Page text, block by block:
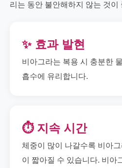
리는 동안 불안해하지 않는 것이
✨ 효과 발현
비아그라는 복용 시 충분한
흡수에 유리합니다.
⏱️ 지속 시간
체중이 많이 나갈수록 비아
이 짧아질 수 있습니다. 비아